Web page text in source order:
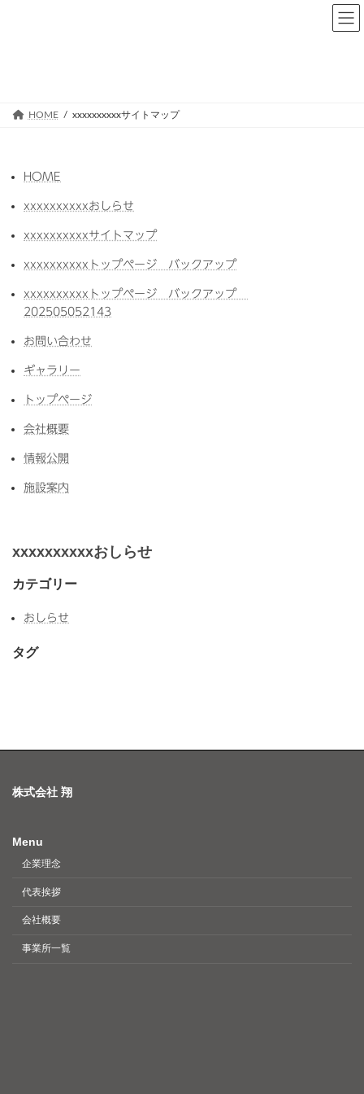
HOME xxxxxxxxxxサイトマップ
HOME
xxxxxxxxxxおしらせ
xxxxxxxxxxサイトマップ
xxxxxxxxxxトップページ バックアップ
xxxxxxxxxxトップページ バックアップ
202505052143
お問い合わせ
ギャラリー
トップページ
会社概要
情報公開
施設案内
xxxxxxxxxxおしらせ
カテゴリー
おしらせ
タグ
株式会社 翔
Menu
企業理念
代表挨拶
会社概要
事業所一覧